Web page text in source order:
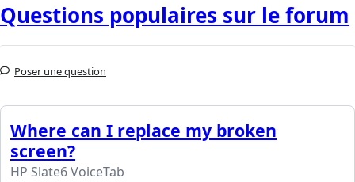
Questions populaires sur le forum
Poser une question
Where can I replace my broken
screen?
HP Slate6 VoiceTab